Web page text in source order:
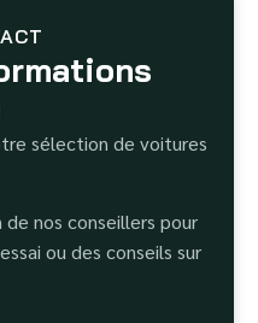
sélection de voitures
nos conseillers pour
ou des conseils sur